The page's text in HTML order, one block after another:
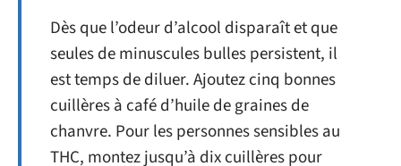
Dès que l’odeur d’alcool disparaît et que
seules de minuscules bulles persistent, il
est temps de diluer. Ajoutez cinq bonnes
cuillères à café d’huile de graines de
chanvre. Pour les personnes sensibles au
THC, montez jusqu’à dix cuillères pour